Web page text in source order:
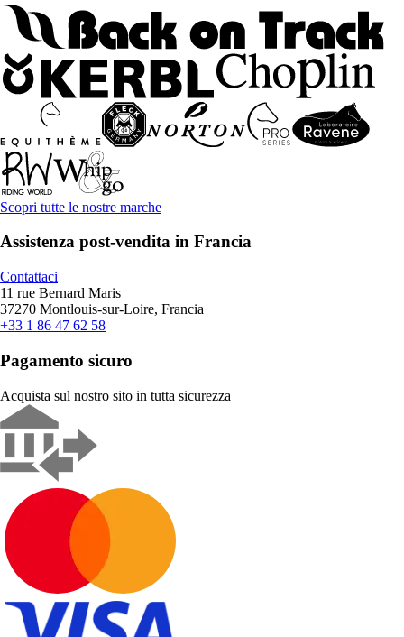
Scopri tutte le nostre marche
Assistenza post-vendita in Francia
Contattaci
11 rue Bernard Maris
37270 Montlouis-sur-Loire, Francia
+33 1 86 47 62 58
Pagamento sicuro
Acquista sul nostro sito in tutta sicurezza